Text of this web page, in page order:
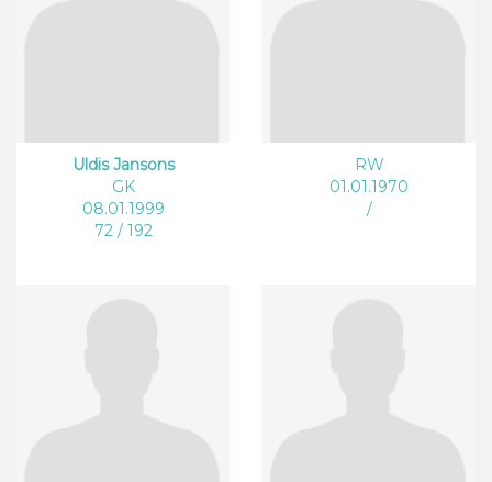
Uldis Jansons
GK
08.01.1999
72 / 192
RW
01.01.1970
/